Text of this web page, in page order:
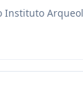
Instituto